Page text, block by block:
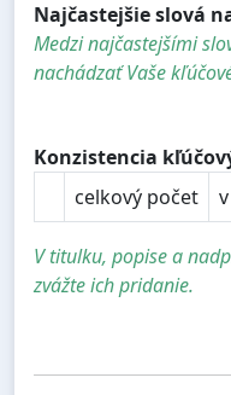
Najčastejšie slová
Medzi najčastejšími
nachádzať Vaše
Konzistencia
celkový počet
V titulku, popise a
zvážte ich pridanie.